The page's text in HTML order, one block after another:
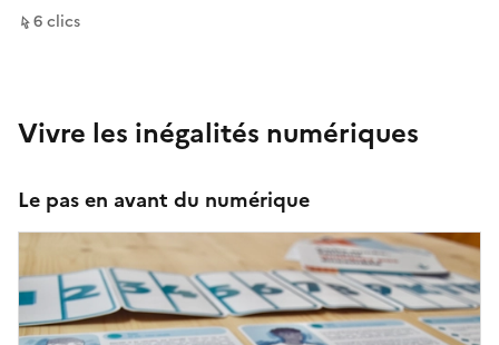
6clics
sur ce lien
Vivre les inégalités numériques
Le pas en avant du numérique